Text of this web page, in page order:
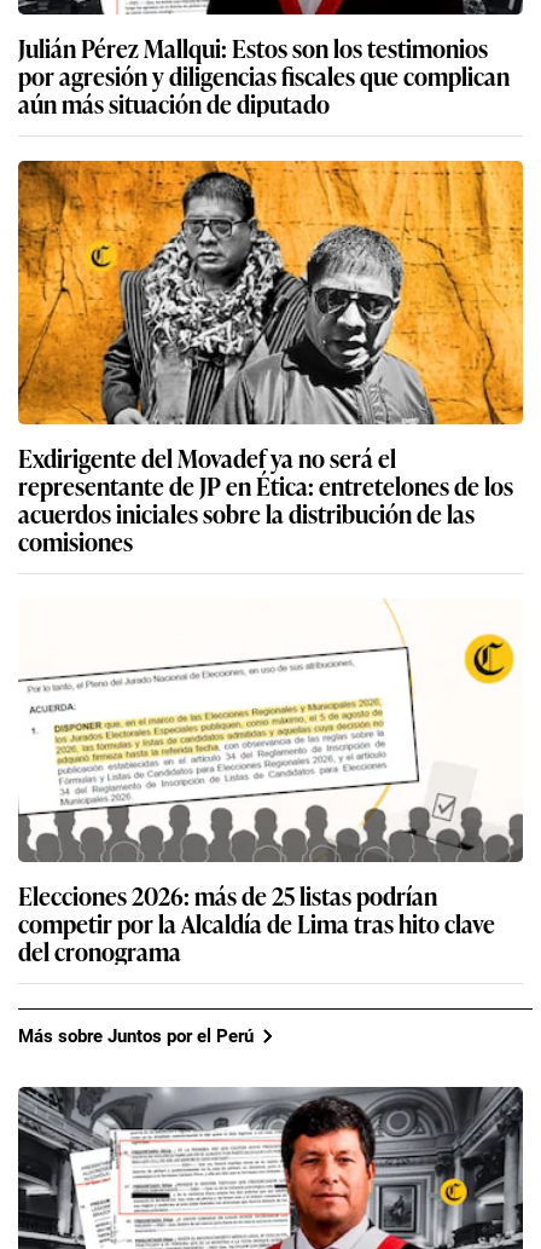
Julián Pérez Mallqui: Estos son los testimonios
por agresión y diligencias fiscales que complican
aún más situación de diputado
Exdirigente del Movadef ya no será el
representante de JP en Ética: entretelones de los
acuerdos iniciales sobre la distribución de las
comisiones
Elecciones 2026: más de 25 listas podrían
competir por la Alcaldía de Lima tras hito clave
del cronograma
Más sobre Juntos por el Perú